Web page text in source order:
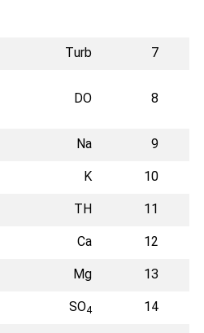
7
Turb
8
DO
9
Na
10
K
11
TH
12
Ca
13
Mg
14
SO4